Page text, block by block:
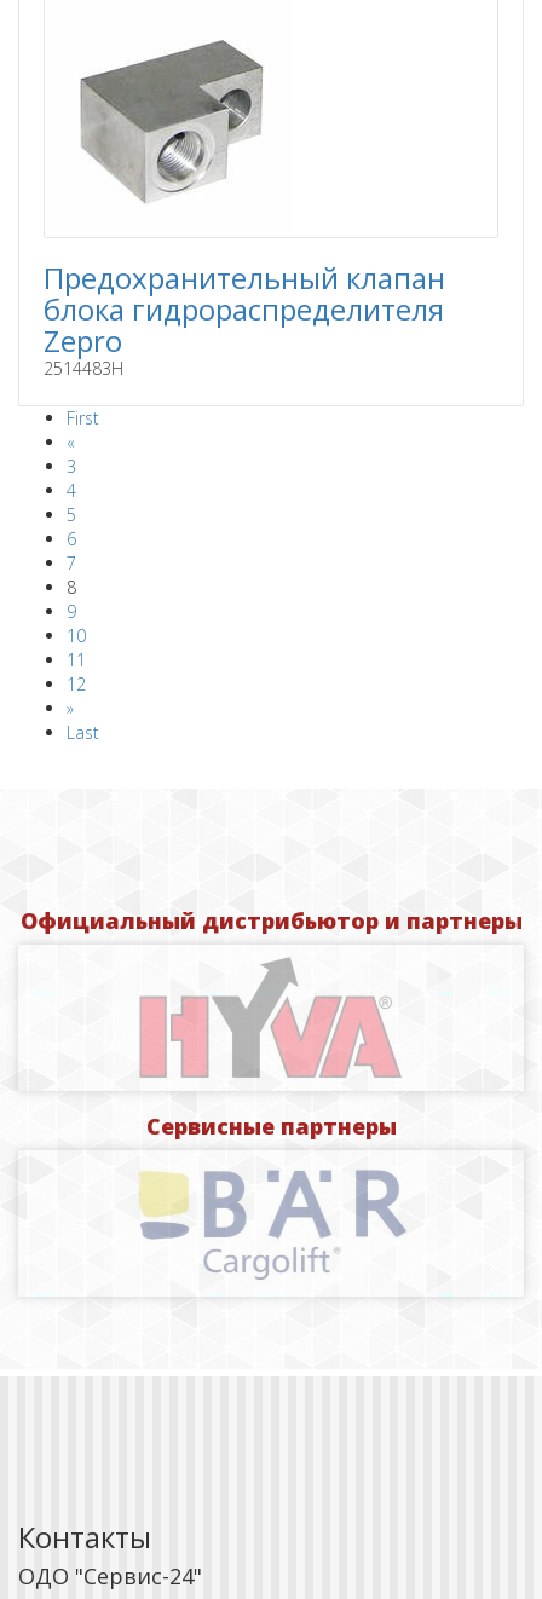
Предохранительный клапан
блока гидрораспределителя
Zepro
2514483H
First
«
3
4
5
6
7
8
9
10
11
12
»
Last
Официальный дистрибьютор и партнеры
Сервисные партнеры
Контакты
ОДО "Сервис-24"